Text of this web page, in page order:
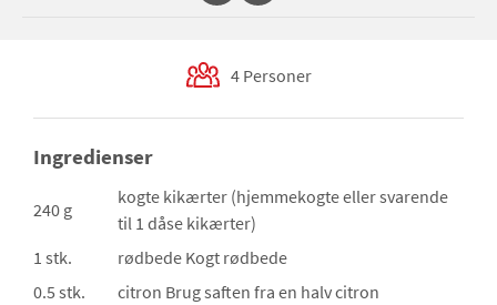
4 Personer
Ingredienser
240 g
kogte kikærter (hjemmekogte eller svarende
til 1 dåse kikærter)
1 stk.
rødbede Kogt rødbede
0.5 stk.
citron Brug saften fra en halv citron